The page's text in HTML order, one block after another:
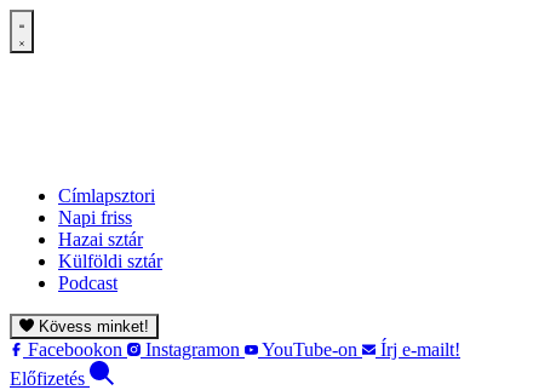
Címlapsztori
Napi friss
Hazai sztár
Külföldi sztár
Podcast
Kövess minket!
Facebookon Instagramon YouTube-on
Írj e-mailt!
Előfizetés